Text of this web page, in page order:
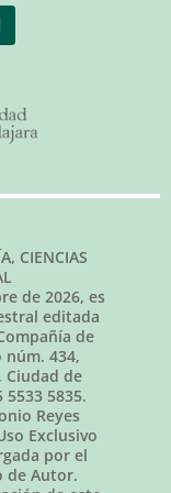
CIENCIAS
de 2026, es
editada
de
núm. 434,
Ciudad de
5835.
Reyes
Exclusivo
por el
de Autor.